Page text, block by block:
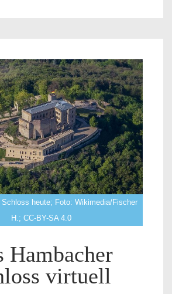
Schloss heute; Foto: Wikimedia/Fischer
H.; CC-BY-SA 4.0
Hambacher
virtuell